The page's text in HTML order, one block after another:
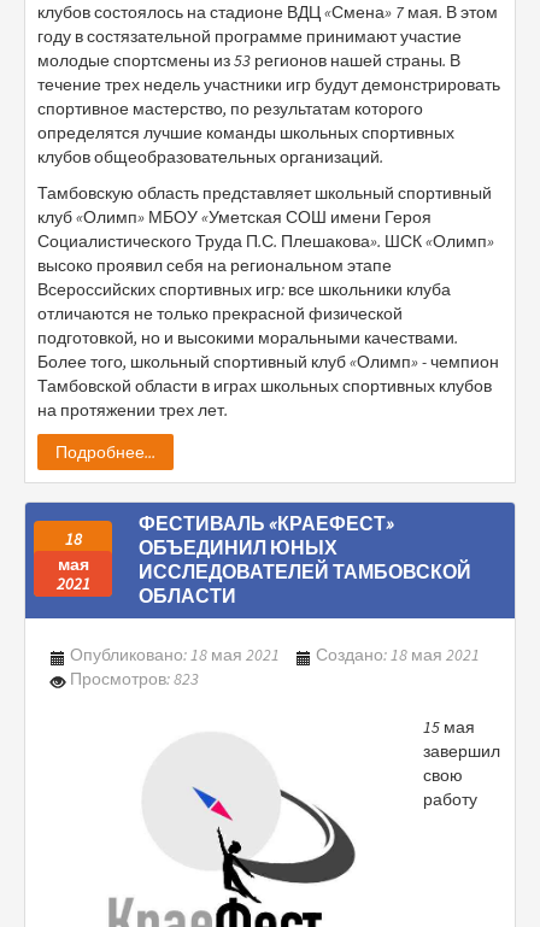
клубов состоялось на стадионе ВДЦ «Смена» 7 мая. В этом
году в состязательной программе принимают участие
молодые спортсмены из 53 регионов нашей страны. В
течение трех недель участники игр будут демонстрировать
спортивное мастерство, по результатам которого
определятся лучшие команды школьных спортивных
клубов общеобразовательных организаций.
Тамбовскую область представляет школьный спортивный
клуб «Олимп» МБОУ «Уметская СОШ имени Героя
Социалистического Труда П.С. Плешакова». ШСК «Олимп»
высоко проявил себя на региональном этапе
Всероссийских спортивных игр: все школьники клуба
отличаются не только прекрасной физической
подготовкой, но и высокими моральными качествами.
Более того, школьный спортивный клуб «Олимп» - чемпион
Тамбовской области в играх школьных спортивных клубов
на протяжении трех лет.
Подробнее...
18
мая
2021
ФЕСТИВАЛЬ «КРАЕФЕСТ»
ОБЪЕДИНИЛ ЮНЫХ
ИССЛЕДОВАТЕЛЕЙ ТАМБОВСКОЙ
ОБЛАСТИ
Опубликовано: 18 мая 2021
Создано: 18 мая 2021
Просмотров: 823
15 мая
завершил
свою
работу